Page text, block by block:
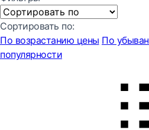
Сортировать по:
По возрастанию цены По
популярности